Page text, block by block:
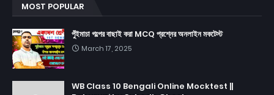
MOST POPULAR
পুঁইমাচা গল্পের বাছাই করা MCQ প্রশ্নের অনলাইন মকটেস্ট
March 17, 2025
WB Class 10 Bengali Online Mocktest ||